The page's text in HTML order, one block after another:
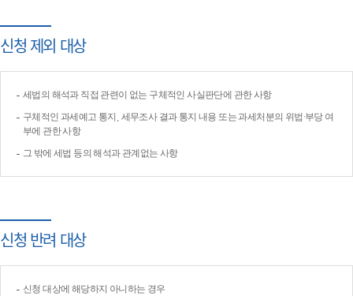
신청 제외 대상
세법의 해석과 직접 관련이 없는 구체적인 사실판단에 관한 사항
구체적인 과세예고 통지, 세무조사 결과 통지 내용 또는 과세처분의 위법·부당 여
부에 관한 사항
그 밖에 세법 등의 해석과 관계없는 사항
신청 반려 대상
신청 대상에 해당하지 아니하는 경우